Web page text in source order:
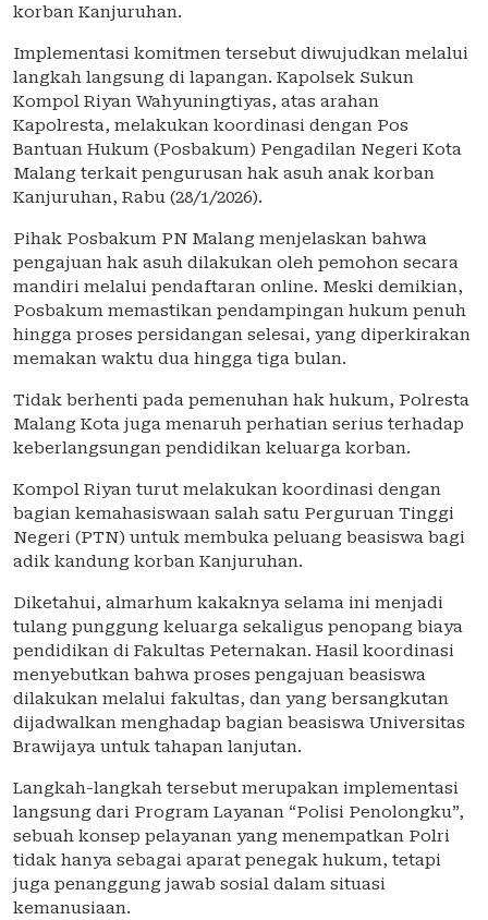
korban Kanjuruhan.
Implementasi komitmen tersebut diwujudkan melalui
langkah langsung di lapangan. Kapolsek Sukun
Kompol Riyan Wahyuningtiyas, atas arahan
Kapolresta, melakukan koordinasi dengan Pos
Bantuan Hukum (Posbakum) Pengadilan Negeri Kota
Malang terkait pengurusan hak asuh anak korban
Kanjuruhan, Rabu (28/1/2026).
Pihak Posbakum PN Malang menjelaskan bahwa
pengajuan hak asuh dilakukan oleh pemohon secara
mandiri melalui pendaftaran online. Meski demikian,
Posbakum memastikan pendampingan hukum penuh
hingga proses persidangan selesai, yang diperkirakan
memakan waktu dua hingga tiga bulan.
Tidak berhenti pada pemenuhan hak hukum, Polresta
Malang Kota juga menaruh perhatian serius terhadap
keberlangsungan pendidikan keluarga korban.
Kompol Riyan turut melakukan koordinasi dengan
bagian kemahasiswaan salah satu Perguruan Tinggi
Negeri (PTN) untuk membuka peluang beasiswa bagi
adik kandung korban Kanjuruhan.
Diketahui, almarhum kakaknya selama ini menjadi
tulang punggung keluarga sekaligus penopang biaya
pendidikan di Fakultas Peternakan. Hasil koordinasi
menyebutkan bahwa proses pengajuan beasiswa
dilakukan melalui fakultas, dan yang bersangkutan
dijadwalkan menghadap bagian beasiswa Universitas
Brawijaya untuk tahapan lanjutan.
Langkah-langkah tersebut merupakan implementasi
langsung dari Program Layanan “Polisi Penolongku”,
sebuah konsep pelayanan yang menempatkan Polri
tidak hanya sebagai aparat penegak hukum, tetapi
juga penanggung jawab sosial dalam situasi
kemanusiaan.